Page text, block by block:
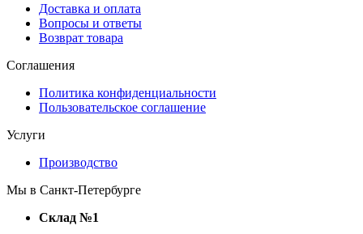
Доставка и оплата
Вопросы и ответы
Возврат товара
Соглашения
Политика конфиденциальности
Пользовательское соглашение
Услуги
Производство
Мы в Санкт-Петербурге
Склад №1